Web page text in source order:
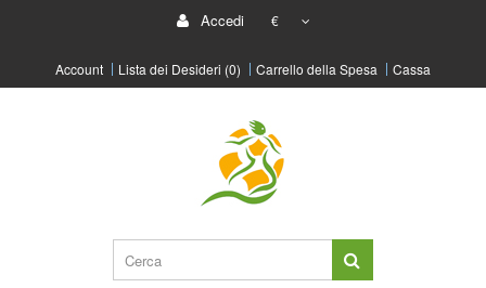
Accedi €
Account Lista dei Desideri (0) Carrello della Spesa Cassa